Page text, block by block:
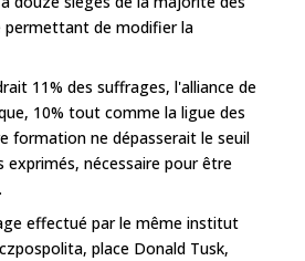
permettant de modifier la
11% des suffrages, l'alliance de
10% tout comme la ligue des
formation ne dépasserait le seuil
exprimés, nécessaire pour être
effectué par le même institut
place Donald Tusk,